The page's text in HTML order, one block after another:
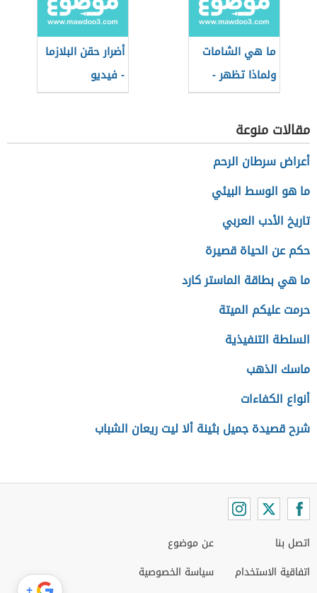
ما هي الشامات
ولماذا تظهر -
فيديو
أضرار حقن البلازما
- فيديو
مقالات منوعة
أعراض سرطان الرحم
ما هو الوسط البيئي
تاريخ الأدب العربي
حكم عن الحياة قصيرة
ما هي بطاقة الماستر كارد
حرمت عليكم الميتة
السلطة التنفيذية
ماسك الذهب
أنواع الكفاءات
شرح قصيدة جميل بثينة ألا ليت ريعان الشباب
اتصل بنا
اتفاقية الاستخدام
عن موضوع
سياسة الخصوصية